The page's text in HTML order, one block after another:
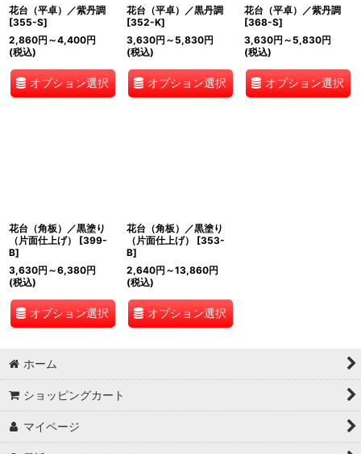
花台（平卓）／紫丹調
[355-S]
2,860円 ～4,400円
(税込)
オプション選択
花台（平卓）／黒丹調
[352-K]
3,630円 ～5,830円
(税込)
オプション選択
花台（平卓）／紫丹調
[368-S]
3,630円 ～5,830円
(税込)
オプション選択
花台（角板）／黒塗り
（片面仕上げ）
[399-
B]
3,630円 ～6,380円
(税込)
オプション選択
花台（角板）／黒塗り
（片面仕上げ）
[353-
B]
2,640円 ～13,860円
(税込)
オプション選択
ホーム
ショッピングカート
マイページ